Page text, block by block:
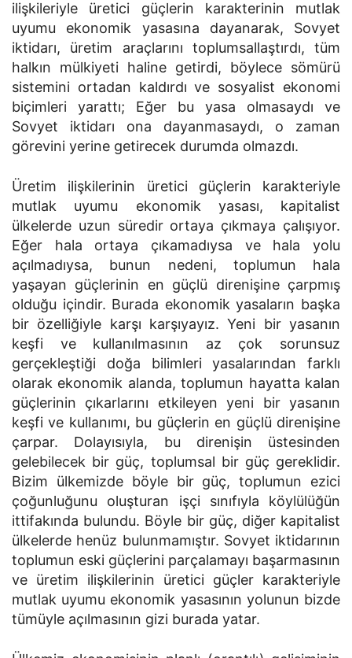
ilişkileriyle üretici güçlerin karakterinin mutlak
uyumu ekonomik yasasına dayanarak, Sovyet
iktidarı, üretim araçlarını toplumsallaştırdı, tüm
halkın mülkiyeti haline getirdi, böylece sömürü
sistemini ortadan kaldırdı ve sosyalist ekonomi
biçimleri yarattı; Eğer bu yasa olmasaydı ve
Sovyet iktidarı ona dayanmasaydı, o zaman
görevini yerine getirecek durumda olmazdı.
Üretim ilişkilerinin üretici güçlerin karakteriyle
mutlak uyumu ekonomik yasası, kapitalist
ülkelerde uzun süredir ortaya çıkmaya çalışıyor.
Eğer hala ortaya çıkamadıysa ve hala yolu
açılmadıysa, bunun nedeni, toplumun hala
yaşayan güçlerinin en güçlü direnişine çarpmış
olduğu içindir. Burada ekonomik yasaların başka
bir özelliğiyle karşı karşıyayız. Yeni bir yasanın
keşfi ve kullanılmasının az çok sorunsuz
gerçekleştiği doğa bilimleri yasalarından farklı
olarak ekonomik alanda, toplumun hayatta kalan
güçlerinin çıkarlarını etkileyen yeni bir yasanın
keşfi ve kullanımı, bu güçlerin en güçlü direnişine
çarpar. Dolayısıyla, bu direnişin üstesinden
gelebilecek bir güç, toplumsal bir güç gereklidir.
Bizim ülkemizde böyle bir güç, toplumun ezici
çoğunluğunu oluşturan işçi sınıfıyla köylülüğün
ittifakında bulundu. Böyle bir güç, diğer kapitalist
ülkelerde henüz bulunmamıştır. Sovyet iktidarının
toplumun eski güçlerini parçalamayı başarmasının
ve üretim ilişkilerinin üretici güçler karakteriyle
mutlak uyumu ekonomik yasasının yolunun bizde
tümüyle açılmasının gizi burada yatar.